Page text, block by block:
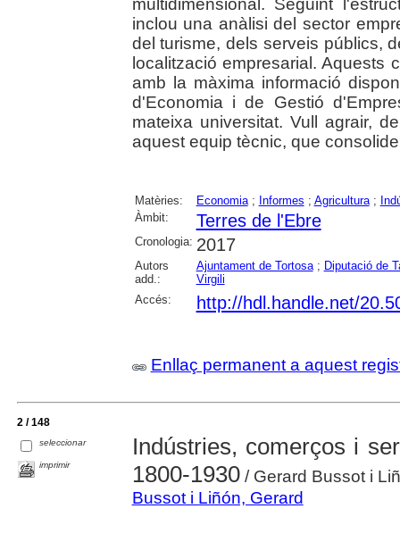
multidimensional. Seguint
inclou una anàlisi del sector
del turisme, dels serveis públics,
localització empresarial. Aquests
amb la màxima informació
d'Economia i de Gestió
mateixa universitat. Vull agrair,
aquest equip tècnic, que
Matèries: Economia; Informes ; Agricultura;
Àmbit:
Terres de l'Ebre
Cronologia: 2017
Autors
add.:
Ajuntament de Tortosa; Diputació de
Virgili
Accés:
http://hdl.handle.net/
Enllaç permanent a aquest
2 / 148
seleccionar
imprimir
Indústries, comerços i
1800-1930/ Gerard Bussot i
Bussot i Liñón, Gerard